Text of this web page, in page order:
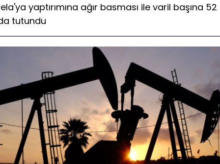
yaptırımına ağır basması ile varil başına
tutundu